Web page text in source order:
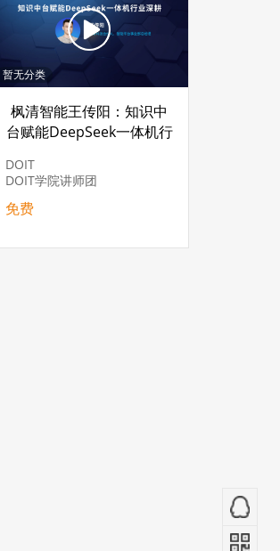
暂无分类
枫清智能王传阳：知识中
台赋能DeepSeek一体机行
DOIT
DOIT学院讲师团
免费